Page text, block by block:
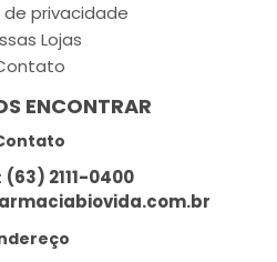
privacidade
Lojas
ENCONTRAR
(63) 2111-0400